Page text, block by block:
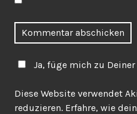
Ja, füge mich zu
Diese Website verwendet
reduzieren. Erfahre, wie